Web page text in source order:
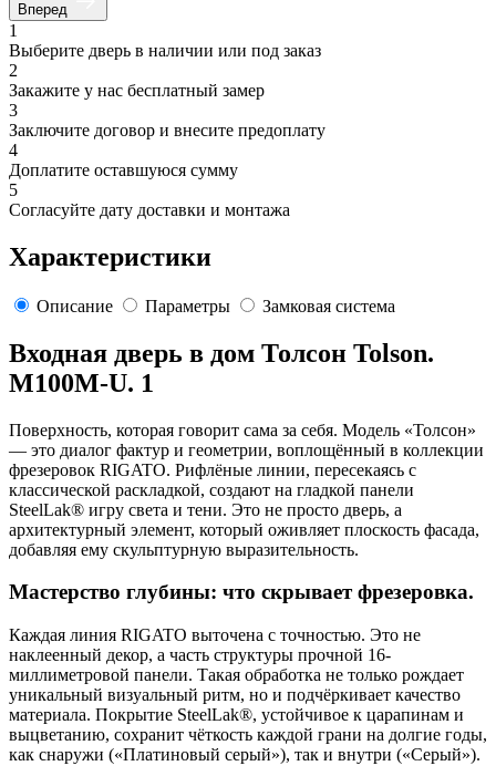
Вперед
1
Выберите дверь в наличии или под заказ
2
Закажите у нас бесплатный замер
3
Заключите договор и внесите предоплату
4
Доплатите оставшуюся сумму
5
Согласуйте дату доставки и монтажа
Характеристики
Описание Параметры Замковая система
Входная дверь в дом Толсон Tolson.
M100M-U. 1
Поверхность, которая говорит сама за себя. Модель «Толсон»
— это диалог фактур и геометрии, воплощённый в коллекции
фрезеровок RIGATO. Рифлёные линии, пересекаясь с
классической раскладкой, создают на гладкой панели
SteelLak® игру света и тени. Это не просто дверь, а
архитектурный элемент, который оживляет плоскость фасада,
добавляя ему скульптурную выразительность.
Мастерство глубины: что скрывает фрезеровка.
Каждая линия RIGATO выточена с точностью. Это не
наклеенный декор, а часть структуры прочной 16-
миллиметровой панели. Такая обработка не только рождает
уникальный визуальный ритм, но и подчёркивает качество
материала. Покрытие SteelLak®, устойчивое к царапинам и
выцветанию, сохранит чёткость каждой грани на долгие годы,
как снаружи («Платиновый серый»), так и внутри («Серый»).